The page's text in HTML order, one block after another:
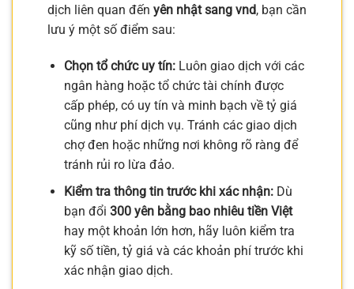
dịch liên quan đến yên nhật sang vnd, bạn cần
lưu ý một số điểm sau:
Chọn tổ chức uy tín:Luôn giao dịch với các
ngân hàng hoặc tổ chức tài chính được
cấp phép, có uy tín và minh bạch về tỷ giá
cũng như phí dịch vụ. Tránh các giao dịch
chợ đen hoặc những nơi không rõ ràng để
tránh rủi ro lừa đảo.
Kiểm tra thông tin trước khi xác nhận:Dù
bạn đổi 300 yên bằng bao nhiêu tiền Việt
hay một khoản lớn hơn, hãy luôn kiểm tra
kỹ số tiền, tỷ giá và các khoản phí trước khi
xác nhận giao dịch.